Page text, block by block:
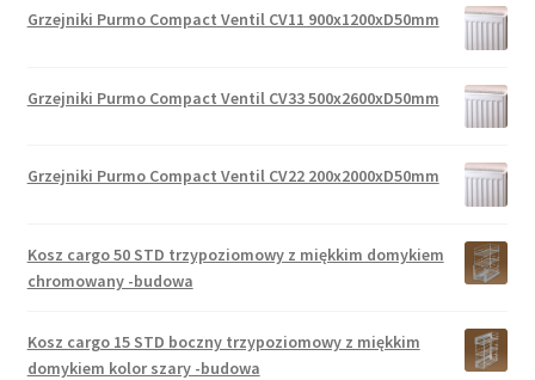
Grzejniki Purmo Compact Ventil CV11 900x1200xD50mm
Grzejniki Purmo Compact Ventil CV33 500x2600xD50mm
Grzejniki Purmo Compact Ventil CV22 200x2000xD50mm
Kosz cargo 50 STD trzypoziomowy z miękkim domykiem
chromowany -budowa
Kosz cargo 15 STD boczny trzypoziomowy z miękkim
domykiem kolor szary -budowa